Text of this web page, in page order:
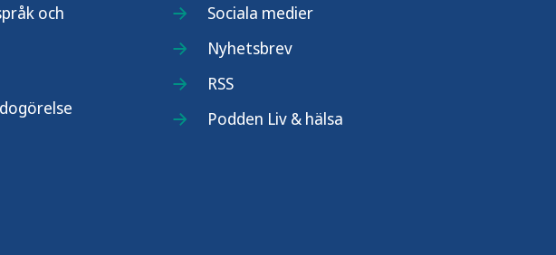
och
Sociala medier
Nyhetsbrev
RSS
Podden Liv & hälsa